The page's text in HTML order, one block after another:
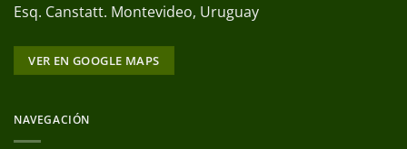
Esq. Canstatt. Montevideo, Uruguay
VER EN GOOGLE MAPS
NAVEGACIÓN